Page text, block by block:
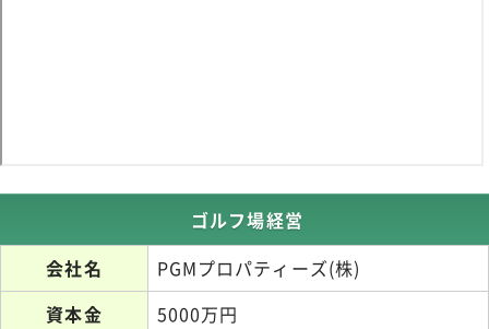
ゴルフ場経営
会社名
PGMプロパティーズ(株)
資本金
5000万円